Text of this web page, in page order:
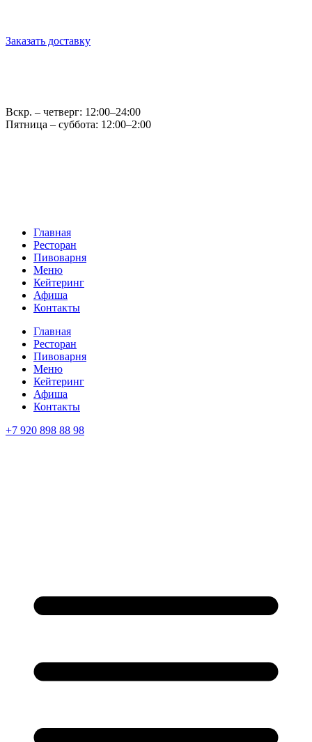
Заказать доставку
Вскр. – четверг: 12:00–24:00
Пятница – суббота: 12:00–2:00
Главная
Ресторан
Пивоварня
Меню
Кейтеринг
Афиша
Контакты
Главная
Ресторан
Пивоварня
Меню
Кейтеринг
Афиша
Контакты
+7 920 898 88 98